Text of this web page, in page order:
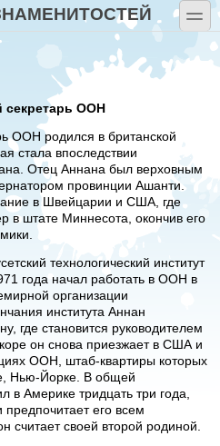
toggle
секретарь ООН
ООН родился в британской
стала впоследствии
Отец Аннана был верховным
провинции Ашанти.
в Швейцарии и США, где
в штате Миннесота, окончив его
технологический институт
года начал работать в ООН в
организации
института Аннан
где становится руководителем
он снова приезжает в США и
ООН, штаб-квартиры которых
Нью-Йорке. В общей
в Америке тридцать три года,
предпочитает его всем
считает своей второй родиной.